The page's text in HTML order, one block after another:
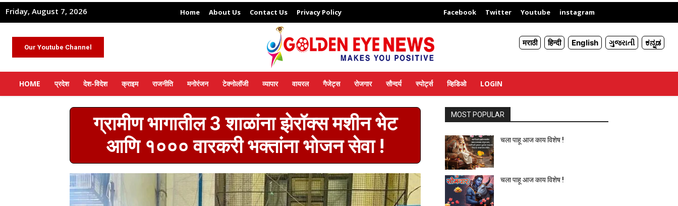
Friday, August 7, 2026 Home About Us Contact Us Privacy Policy Facebook Twitter Youtube instagram
Our Youtube Channel मराठी हिन्दी English ગુજરાતી ಕನ್ನಡ
HOME प्रदेश देश-विदेश क्राइम राजनीति मनोरंजन टेक्नोलॉजी व्यापार वायरल गैजेट्स रोजगार सौन्दर्य स्पोर्ट्स व्हिडिओ LOGIN
ग्रामीण भागातील 3 शाळांना झेरॉक्स मशीन भेट
आणि १००० वारकरी भक्तांना भोजन सेवा !
MOST POPULAR
चला पाहू आज काय विशेष !
चला पाहू आज काय विशेष !